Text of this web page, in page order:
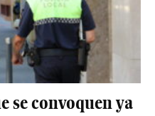
se convoquen ya